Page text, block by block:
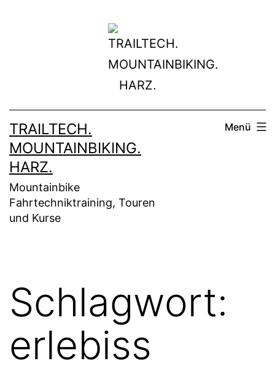
TRAILTECH.
MOUNTAINBIKING.
HARZ.
Mountainbike
Fahrtechniktraining, Touren
und Kurse
Menü
Schlagwort:
erlebiss